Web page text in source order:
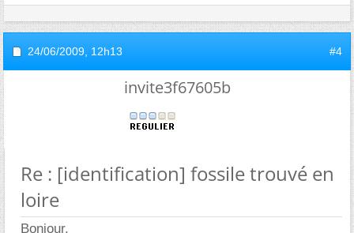
24/06/2009, 12h13 #4
invite3f67605b
Re : [identification] fossile trouvé en
loire
Bonjour,